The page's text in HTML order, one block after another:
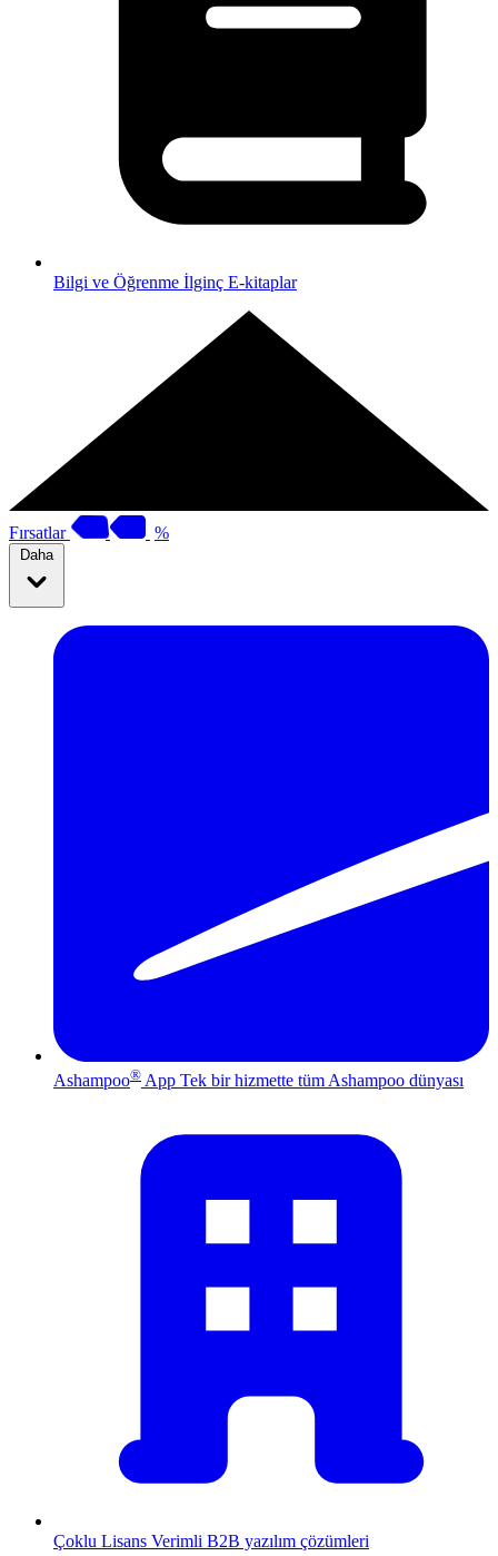
Bilgi ve Öğrenme İlginç E-kitaplar
Fırsatlar %
Daha
Ashampoo® App Tek bir hizmette tüm Ashampoo dünyası
Çoklu Lisans Verimli B2B yazılım çözümleri